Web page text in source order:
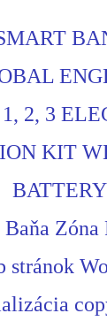
2, 3
KIT
BATTERY
Zóna
stránok